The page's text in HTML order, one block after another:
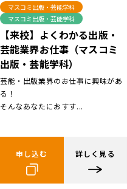
マスコミ出版・芸能学科
マスコミ出版・芸能学科
【来校】よくわかる出版・
芸能業界お仕事（マスコミ
出版・芸能学科）
芸能・出版業界のお仕事に興味があ
る！
そんなあなたにおすす...
申し込む 詳しく見る